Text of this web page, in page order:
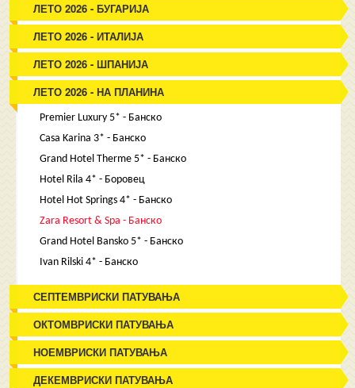
ЛЕТО 2026 - БУГАРИЈА
ЛЕТО 2026 - ИТАЛИЈА
ЛЕТО 2026 - ШПАНИЈА
ЛЕТО 2026 - НА ПЛАНИНА
Premier Luxury 5* - Банско
Casa Karina 3* - Банско
Grand Hotel Therme 5* - Банско
Hotel Rila 4* - Боровец
Hotel Hot Springs 4* - Банско
Zara Resort & Spa - Банско
Grand Hotel Bansko 5* - Банско
Ivan Rilski 4* - Банско
СЕПТЕМВРИСКИ ПАТУВАЊА
ОКТОМВРИСКИ ПАТУВАЊА
НОЕМВРИСКИ ПАТУВАЊА
ДЕКЕМВРИСКИ ПАТУВАЊА